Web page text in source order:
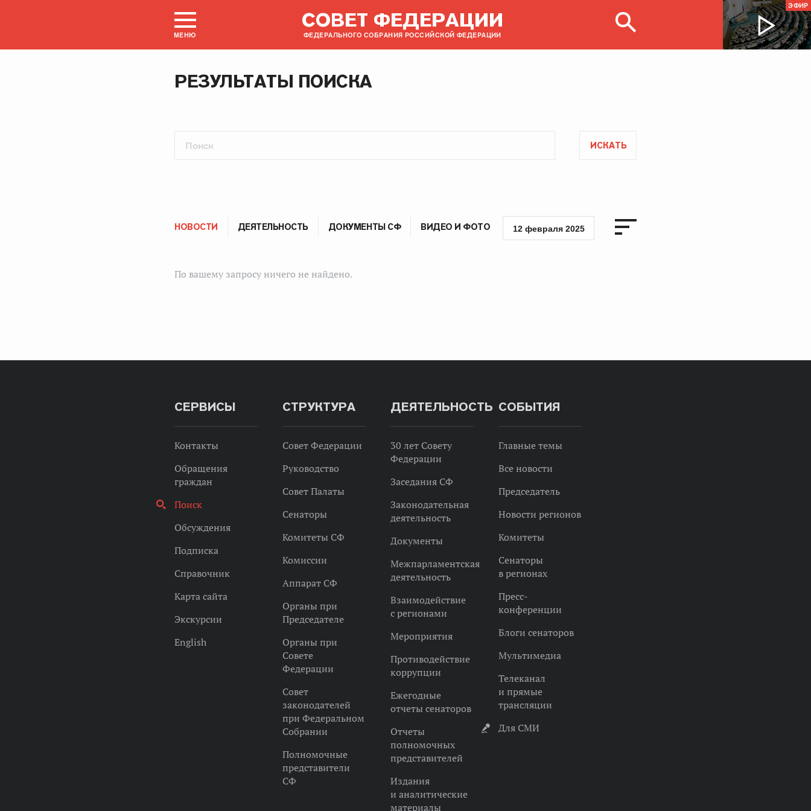
МЕНЮ
СОВЕТ ФЕДЕРАЦИИ
ФЕДЕРАЛЬНОГО СОБРАНИЯ РОССИЙСКОЙ ФЕДЕРАЦИИ
ЭФИР
РЕЗУЛЬТАТЫ ПОИСКА
ИСКАТЬ
НОВОСТИ ДЕЯТЕЛЬНОСТЬ ДОКУМЕНТЫ СФ ВИДЕО И ФОТО 12 февраля 2025
По вашему запросу ничего не найдено.
СЕРВИСЫ
Контакты
Обращения
граждан
Поиск
Обсуждения
Подписка
Справочник
Карта сайта
Экскурсии
English
СТРУКТУРА
Совет Федерации
Руководство
Совет Палаты
Сенаторы
Комитеты СФ
Комиссии
Аппарат СФ
Органы при
Председателе
Органы при
Совете
Федерации
Совет
законодателей
при Федеральном
Собрании
Полномочные
представители
СФ
ДЕЯТЕЛЬНОСТЬ
30 лет Совету
Федерации
Заседания СФ
Законодательная
деятельность
Документы
Межпарламентская
деятельность
Взаимодействие
с регионами
Мероприятия
Противодействие
коррупции
Ежегодные
отчеты сенаторов
Отчеты
полномочных
представителей
Издания
и аналитические
материалы
СОБЫТИЯ
Главные темы
Все новости
Председатель
Новости регионов
Комитеты
Сенаторы
в регионах
Пресс-
конференции
Блоги сенаторов
Мультимедиа
Телеканал
и прямые
трансляции
Для СМИ